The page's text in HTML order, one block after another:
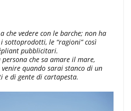
che vedere con le barche; non ha
sottoprodotti, le “ragioni” così
pubblicitari.
persona che sa amare il mare,
quando sarai stanco di un
e di gente di cartapesta.